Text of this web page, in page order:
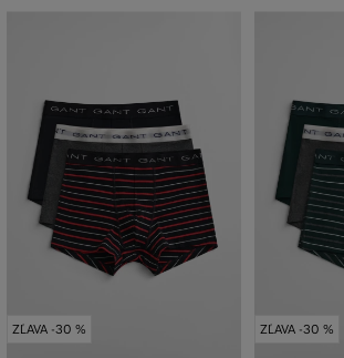
ZĽAVA -30 % ZĽAVA -30 %